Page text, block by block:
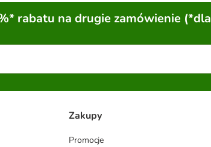
rabatu na drugie zamówienie (*dla
Zakupy
Promocje